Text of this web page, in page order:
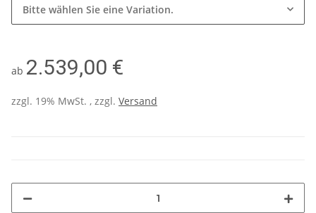
Bitte wählen Sie eine Variation.
ab 2.539,00 €
zzgl. 19% MwSt. , zzgl. Versand